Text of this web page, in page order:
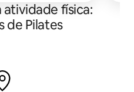
atividade física:
de Pilates